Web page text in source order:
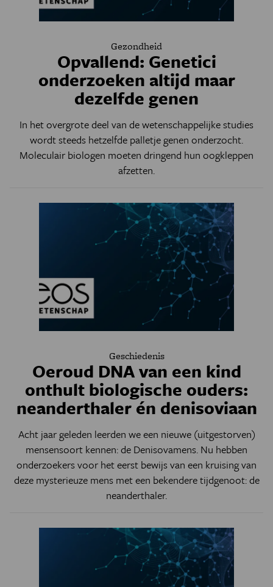
Gezondheid
Opvallend: Genetici
onderzoeken altijd maar
dezelfde genen
In het overgrote deel van de wetenschappelijke studies
wordt steeds hetzelfde palletje genen onderzocht.
Moleculair biologen moeten dringend hun oogkleppen
afzetten.
Geschiedenis
Oeroud DNA van een kind
onthult biologische ouders:
neanderthaler én denisoviaan
Acht jaar geleden leerden we een nieuwe (uitgestorven)
mensensoort kennen: de Denisovamens. Nu hebben
onderzoekers voor het eerst bewijs van een kruising van
deze mysterieuze mens met een bekendere tijdgenoot: de
neanderthaler.